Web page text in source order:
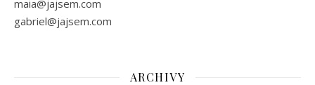
maia@jajsem.com
gabriel@jajsem.com
ARCHIVY